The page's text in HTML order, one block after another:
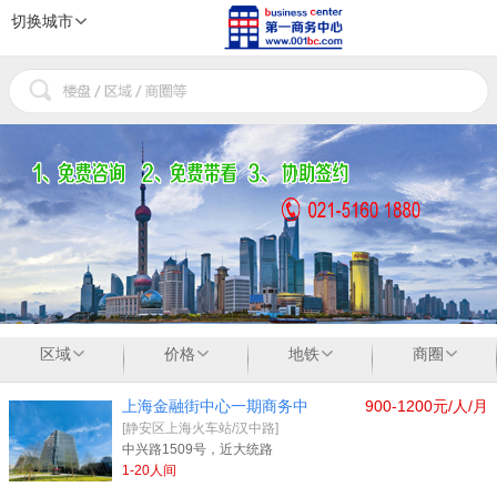
切换城市
区域 价格 地铁 商圈
900-1200元/人/月
上海金融街中心一期商务中
[静安区上海火车站/汉中路]
中兴路1509号，近大统路
1-20人间